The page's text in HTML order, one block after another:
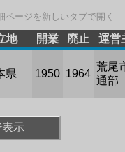
ページを新しいタブで開く
地 開業 廃止 運営
県 1950 1964
荒尾
通部
示